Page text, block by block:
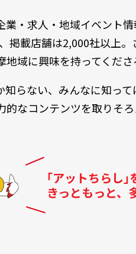
業・求人・地域イベン
掲載店舗は2,000社以上
域に興味を持ってくだ
知らない、みんなに知っ
的なコンテンツを取りそ
｢アットちらし｣
きっともっと、